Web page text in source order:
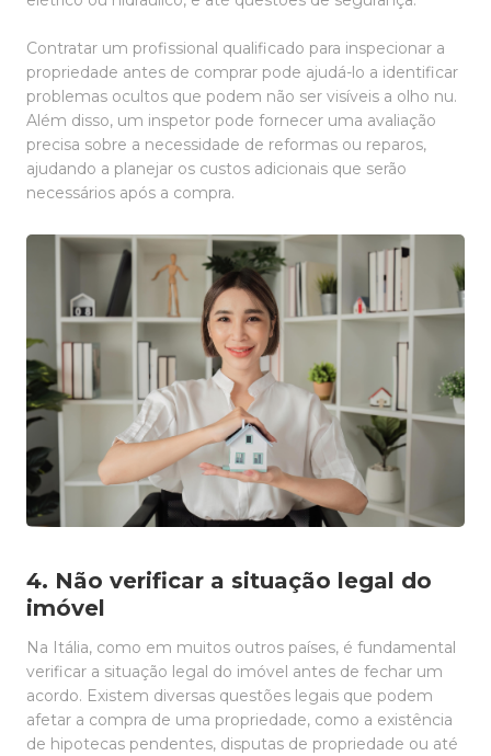
Contratar um profissional qualificado para inspecionar a
propriedade antes de comprar pode ajudá-lo a identificar
problemas ocultos que podem não ser visíveis a olho nu.
Além disso, um inspetor pode fornecer uma avaliação
precisa sobre a necessidade de reformas ou reparos,
ajudando a planejar os custos adicionais que serão
necessários após a compra.
4. Não verificar a situação legal do
imóvel
Na Itália, como em muitos outros países, é fundamental
verificar a situação legal do imóvel antes de fechar um
acordo. Existem diversas questões legais que podem
afetar a compra de uma propriedade, como a existência
de hipotecas pendentes, disputas de propriedade ou até